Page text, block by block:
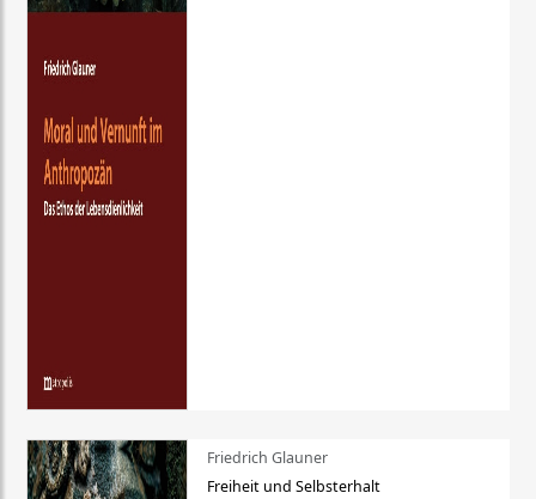
Friedrich Glauner
Freiheit und Selbsterhalt